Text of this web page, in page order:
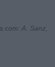
A. Sanz,